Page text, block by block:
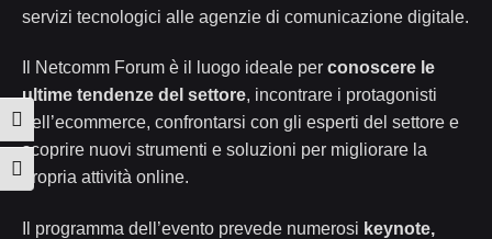
Attiva/disattiva alto contrasto
Attiva/disattiva dimensione testo
servizi tecnologici alle agenzie di comunicazione digitale.
Il Netcomm Forum è il luogo ideale per conoscere le
ultime tendenze del settore, incontrare i protagonisti
dell’ecommerce, confrontarsi con gli esperti del settore e
scoprire nuovi strumenti e soluzioni per migliorare la
propria attività online.
Il programma dell’evento prevede numerosi keynote,